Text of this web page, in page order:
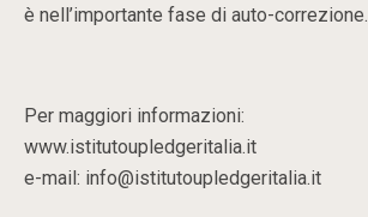
è nell’importante fase di auto-correzione.
Per maggiori informazioni:
www.istitutoupledgeritalia.it
e-mail: info@istitutoupledgeritalia.it